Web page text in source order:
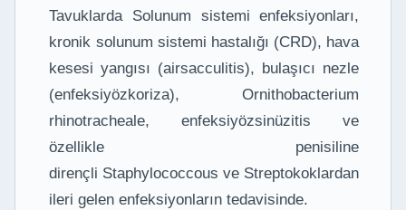
Tavuklarda Solunum sistemi enfeksiyonları,
kronik solunum sistemi hastalığı (CRD), hava
kesesi yangısı (airsacculitis), bulaşıcı nezle
(enfeksiyözkoriza), Ornithobacterium
rhinotracheale, enfeksiyözsinüzitis ve
özellikle penisiline
dirençli Staphylococcous ve Streptokoklardan
ileri gelen enfeksiyonların tedavisinde.